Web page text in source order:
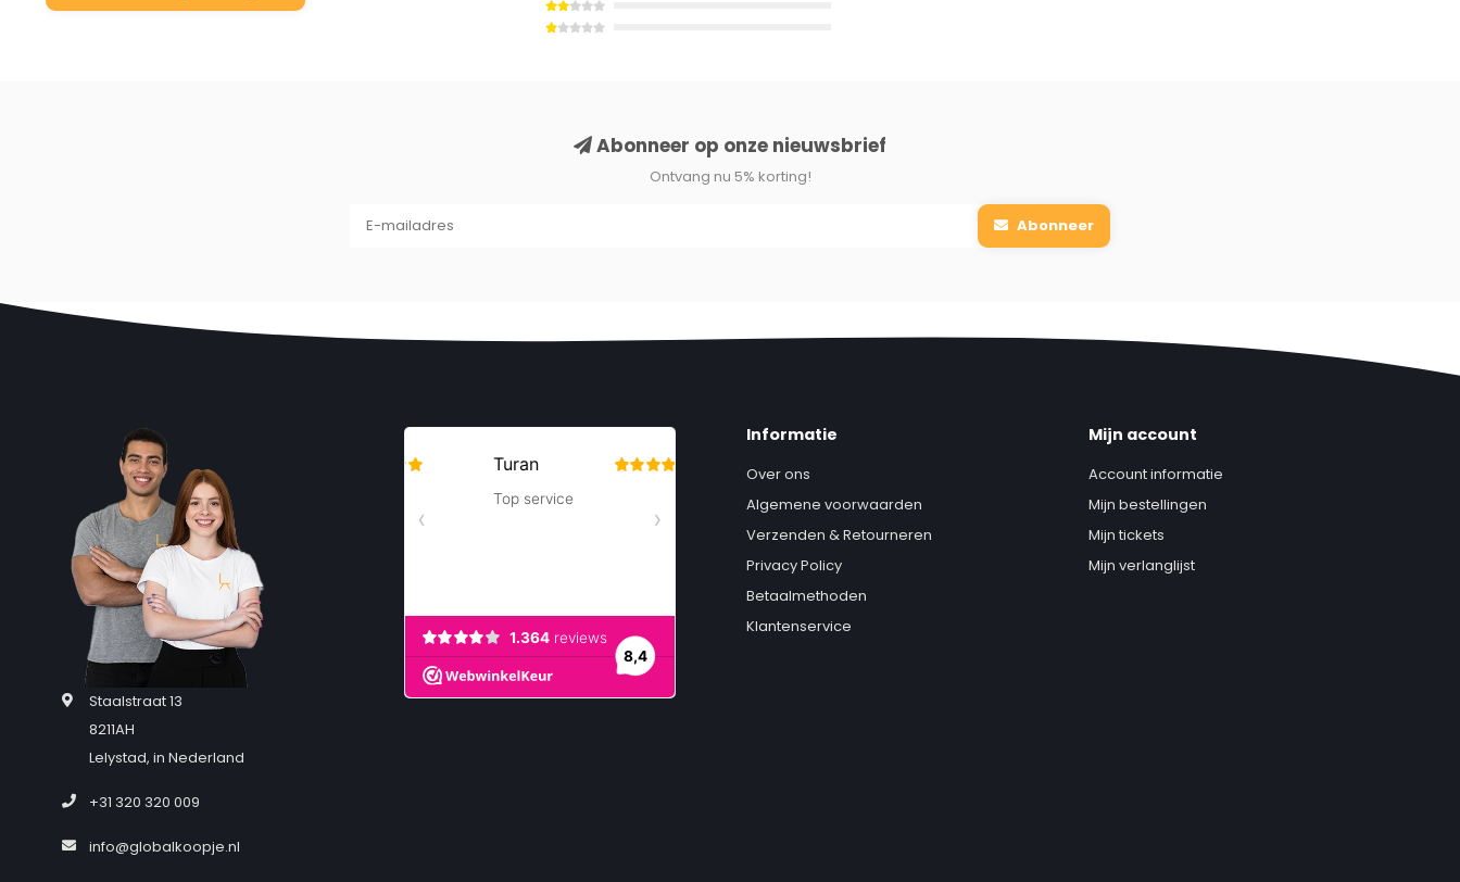
Abonneer op onze nieuwsbrief
Ontvang nu 5% korting!
Abonneer
Staalstraat 13
8211AH
Lelystad, in Nederland
+31 320 320 009
info@globalkoopje.nl
Informatie
Over ons
Algemene voorwaarden
Verzenden & Retourneren
Privacy Policy
Betaalmethoden
Klantenservice
Mijn account
Account informatie
Mijn bestellingen
Mijn tickets
Mijn verlanglijst